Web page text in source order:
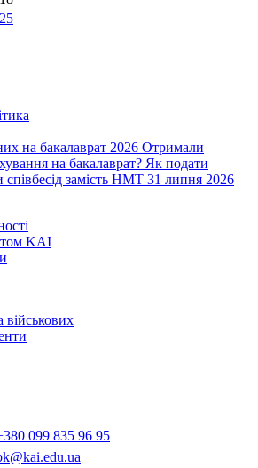
25
на бакалаврат 2026 Отримали
на бакалаврат? Як подати
співбесід замість НМТ 31 липня 2026
KAI
військових
099 835 96 95